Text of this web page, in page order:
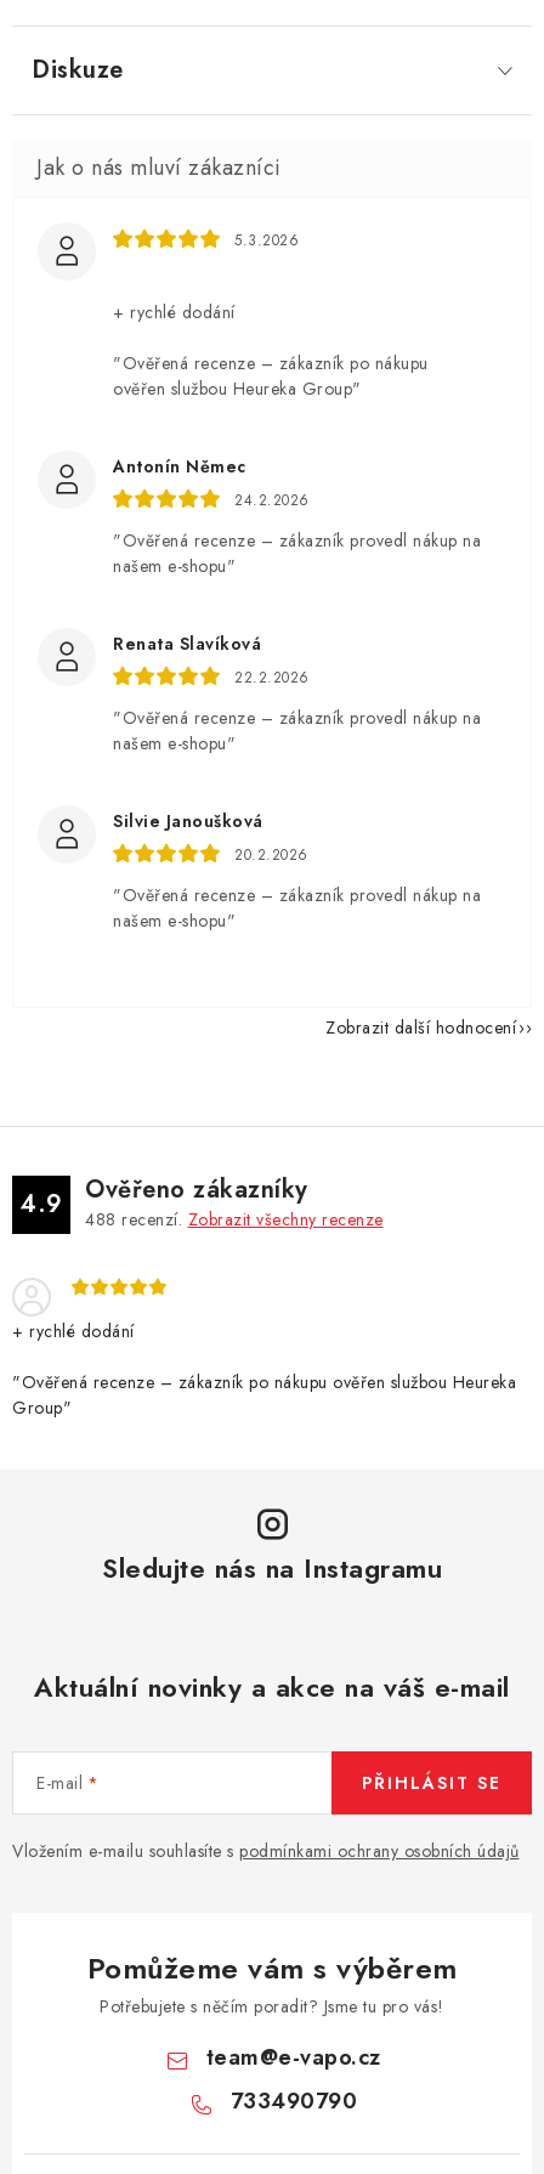
Diskuze
5.3.2026
+ rychlé dodání
"Ověřená recenze – zákazník po nákupu
ověřen službou Heureka Group"
Antonín Němec
24.2.2026
"Ověřená recenze – zákazník provedl nákup na
našem e-shopu"
Renata Slavíková
22.2.2026
"Ověřená recenze – zákazník provedl nákup na
našem e-shopu"
Silvie Janoušková
20.2.2026
"Ověřená recenze – zákazník provedl nákup na
našem e-shopu"
Zobrazit další hodnocení
4.9 Ověřeno zákazníky
488 recenzí. Zobrazit všechny recenze
+ rychlé dodání
"Ověřená recenze – zákazník po nákupu ověřen službou Heureka
Group"
Sledujte nás na Instagramu
Aktuální novinky a akce na váš e-mail
E-mail
Vložením e-mailu souhlasíte s podmínkami ochrany osobních údajů
PŘIHLÁSIT SE
Pomůžeme vám s výběrem
Potřebujete s něčím poradit? Jsme tu pro vás!
team@e-vapo.cz
733490790